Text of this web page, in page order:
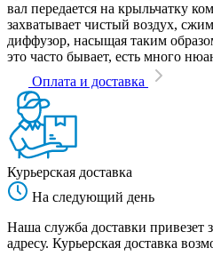
вал передается на крыльчатку
захватывает чистый воздух,
диффузор, насыщая таким
это часто бывает, есть много
Оплата и доставка
Курьерская доставка
На следующий день
Наша служба доставки привезет
адресу. Курьерская доставка